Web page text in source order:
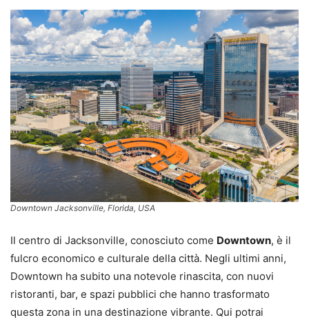
Downtown Jacksonville, Florida, USA
Il centro di Jacksonville, conosciuto come Downtown, è il
fulcro economico e culturale della città. Negli ultimi anni,
Downtown ha subito una notevole rinascita, con nuovi
ristoranti, bar, e spazi pubblici che hanno trasformato
questa zona in una destinazione vibrante. Qui potrai